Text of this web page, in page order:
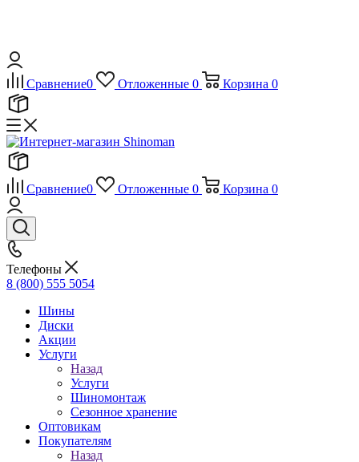
Сравнение0 Отложенные 0 Корзина 0
Сравнение0 Отложенные 0 Корзина 0
Телефоны
8 (800) 555 5054
Шины
Диски
Акции
Услуги
Назад
Услуги
Шиномонтаж
Сезонное хранение
Оптовикам
Покупателям
Назад